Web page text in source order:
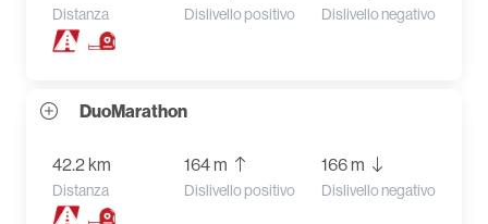
Distanza Dislivello positivo Dislivello negativo
DuoMarathon
42.2 km
Distanza
164 m
Dislivello positivo
166 m
Dislivello negativo